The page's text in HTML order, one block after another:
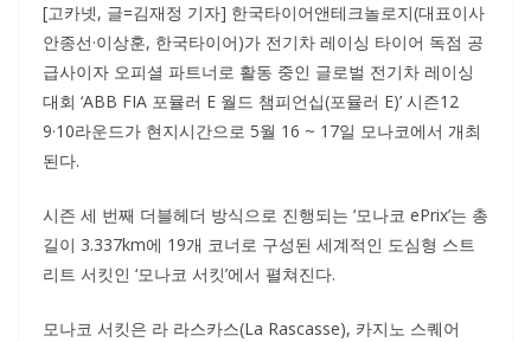
[고카넷, 글=김재정 기자] 한국타이어앤테크놀로지(대표이사
안종선·이상훈, 한국타이어)가 전기차 레이싱 타이어 독점 공
급사이자 오피셜 파트너로 활동 중인 글로벌 전기차 레이싱
대회 ‘ABB FIA 포뮬러 E 월드 챔피언십(포뮬러 E)’ 시즌12
9·10라운드가 현지시간으로 5월 16 ~ 17일 모나코에서 개최
된다.
시즌 세 번째 더블헤더 방식으로 진행되는 ‘모나코 ePrix’는 총
길이 3.337km에 19개 코너로 구성된 세계적인 도심형 스트
리트 서킷인 ‘모나코 서킷’에서 펼쳐진다.
모나코 서킷은 라 라스카스(La Rascasse), 카지노 스퀘어